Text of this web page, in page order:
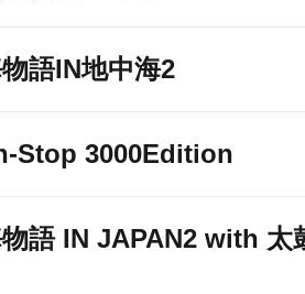
語IN地中海2
Stop 3000Edition
語 IN JAPAN2 with 太